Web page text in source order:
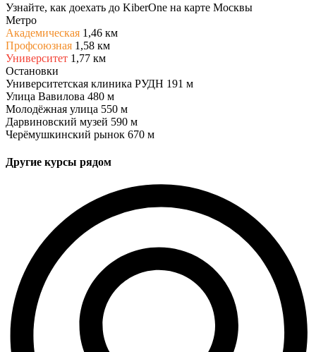
Узнайте, как доехать до KiberOne на карте Москвы
Метро
Академическая 1,46 км
Профсоюзная 1,58 км
Университет 1,77 км
Остановки
Университетская клиника РУДН 191 м
Улица Вавилова 480 м
Молодёжная улица 550 м
Дарвиновский музей 590 м
Черёмушкинский рынок 670 м
Другие курсы рядом